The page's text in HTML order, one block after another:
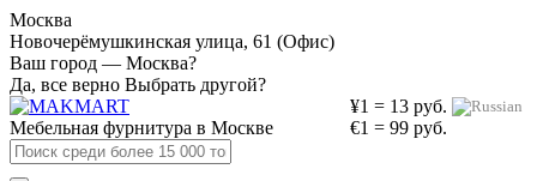
Москва
Новочерёмушкинская улица, 61 (Офис)
Ваш город — Москва?
Да, все верно Выбрать другой?
¥1 = 13 руб.
€1 = 99 руб.
Мебельная фурнитура в Москве